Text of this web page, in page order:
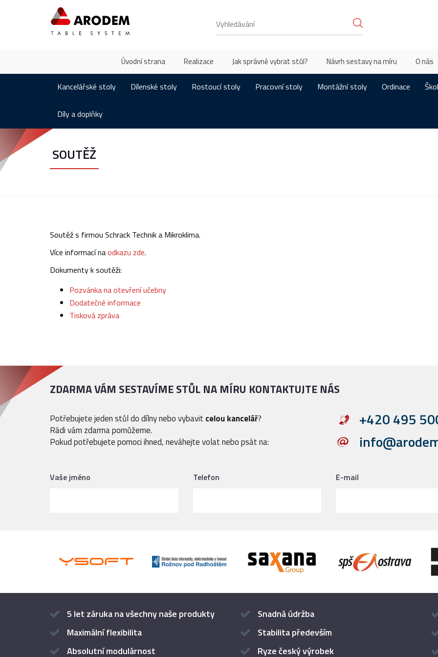
Úvodní strana Realizace Jak správně vybrat stůl? Návrh sestavy na míru O nás
Kancelářské stoly Dílenské stoly Rostoucí stoly Pracovní stoly Montážní stoly Ordinace
Díly a doplňky
SOUTĚŽ
Soutěž s firmou Schrack Technik a Mikroklima.
Více informací naodkazu zde.
Dokumenty k soutěži:
Pozvánka na otevření učebny
Dodatečné informace
Tisková zpráva
ZDARMA VÁM SESTAVÍME STŮL NA MÍRU KONTAKTUJTE NÁS
Potřebujete jeden stůl do dílny nebo vybavit celou kancelář?
Rádi vám zdarma pomůžeme.
Pokud potřebujete pomoci ihned, neváhejte volat nebo psát na:
+420 495
Vaše jméno Telefon E-mail
5 let záruka na všechny naše produkty
Maximální flexibilita
Absolutní modulárnost
Snadná údržba
Stabilita především
Ryze český výrobek